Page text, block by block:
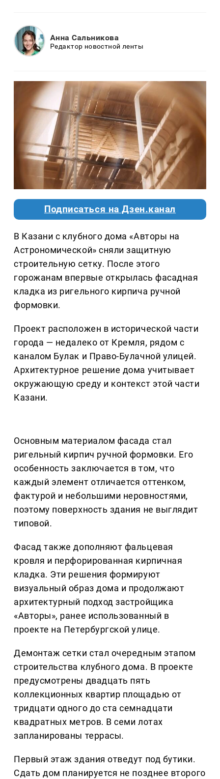
Анна Сальникова
Редактор новостной ленты
Подписаться на Дзен.канал
В Казани с клубного дома «Авторы на
Астрономической» сняли защитную
строительную сетку. После этого
горожанам впервые открылась фасадная
кладка из ригельного кирпича ручной
формовки.
Проект расположен в исторической части
города — недалеко от Кремля, рядом с
каналом Булак и Право-Булачной улицей.
Архитектурное решение дома учитывает
окружающую среду и контекст этой части
Казани.
Основным материалом фасада стал
ригельный кирпич ручной формовки. Его
особенность заключается в том, что
каждый элемент отличается оттенком,
фактурой и небольшими неровностями,
поэтому поверхность здания не выглядит
типовой.
Фасад также дополняют фальцевая
кровля и перфорированная кирпичная
кладка. Эти решения формируют
визуальный образ дома и продолжают
архитектурный подход застройщика
«Авторы», ранее использованный в
проекте на Петербургской улице.
Демонтаж сетки стал очередным этапом
строительства клубного дома. В проекте
предусмотрены двадцать пять
коллекционных квартир площадью от
тридцати одного до ста семнадцати
квадратных метров. В семи лотах
запланированы террасы.
Первый этаж здания отведут под бутики.
Сдать дом планируется не позднее второго